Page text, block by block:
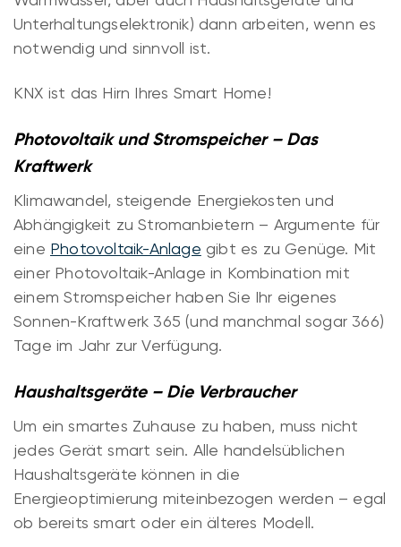
Unterhaltungselektronik) dann arbeiten, wenn es
notwendig und sinnvoll ist.
KNX ist das Hirn Ihres Smart Home!
Photovoltaik und Stromspeicher – Das
Kraftwerk
Klimawandel, steigende Energiekosten und
Abhängigkeit zu Stromanbietern – Argumente für
eine Photovoltaik-Anlage gibt es zu Genüge. Mit
einer Photovoltaik-Anlage in Kombination mit
einem Stromspeicher haben Sie Ihr eigenes
Sonnen-Kraftwerk 365 (und manchmal sogar 366)
Tage im Jahr zur Verfügung.
Haushaltsgeräte – Die Verbraucher
Um ein smartes Zuhause zu haben, muss nicht
jedes Gerät smart sein. Alle handelsüblichen
Haushaltsgeräte können in die
Energieoptimierung miteinbezogen werden – egal
ob bereits smart oder ein älteres Modell.